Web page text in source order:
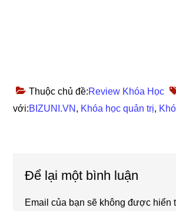
Thuộc chủ đề:Review Khóa Học
với:BIZUNI.VN , Khóa học quản trị,
Interactions
Để lại một bình luận
Email của bạn sẽ không được hiển